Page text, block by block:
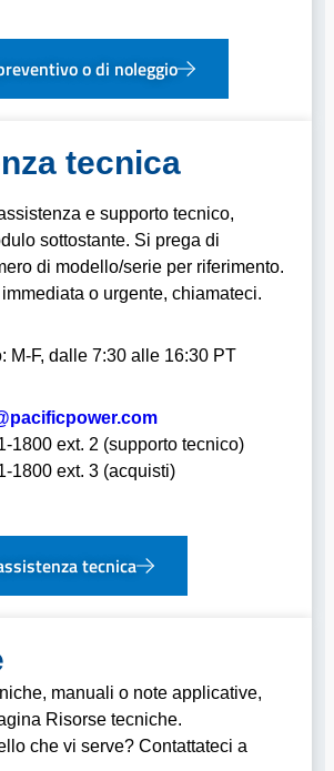
o di noleggio
tecnica
e supporto tecnico,
sottostante. Si prega di
di modello/serie per riferimento.
o urgente, chiamateci.
M-F, dalle 7:30 alle 16:30 PT
1800 ext. 2 (supporto tecnico)
1800 ext. 3 (acquisti)
tecnica
manuali o note applicative,
Risorse tecniche.
che vi serve? Contattateci a